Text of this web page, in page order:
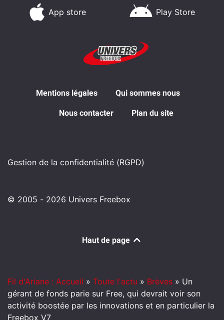
App store Play Store
Mentions légales Qui sommes nous
Nous contacter Plan du site
Gestion de la confidentialité (RGPD)
© 2005 - 2026 Univers Freebox
Haut de page
Fil d'Ariane : Accueil » Toute l'actu » Brèves » Un
gérant de fonds parie sur Free, qui devrait voir son
activité boostée par les innovations et en particulier la
Freebox V7